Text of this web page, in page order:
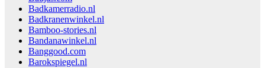
Badkamerradio.nl
Badkranenwinkel.nl
Bamboo-stories.nl
Bandanawinkel.nl
Banggood.com
Barokspiegel.nl